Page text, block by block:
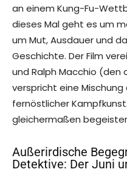
an einem Kung-Fu-
dieses Mal geht es um
um Mut, Ausdauer und
Geschichte. Der Film
und Ralph Macchio (den
verspricht eine
fernöstlicher
gleichermaßen
Außerirdische
Detektive: Der Juni